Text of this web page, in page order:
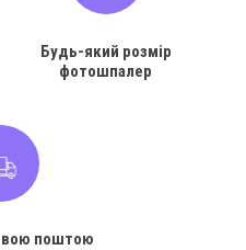
Будь-який розмір
фотошпалер
поштою